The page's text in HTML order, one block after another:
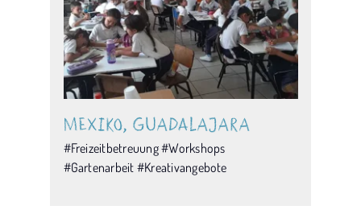
Mexiko, Guadalajara
#Freizeitbetreuung #Workshops
#Gartenarbeit #Kreativangebote